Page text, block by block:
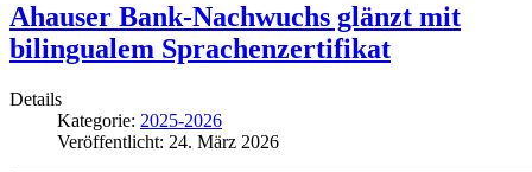
Ahauser Bank-Nachwuchs glänzt mit
bilingualem Sprachenzertifikat
Details
Kategorie: 2025-2026
Veröffentlicht: 24. März 2026